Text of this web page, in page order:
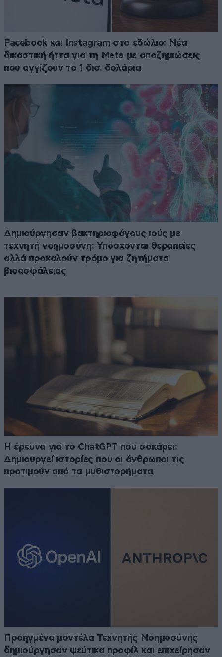
Facebook και Instagram στο εδώλιο: Νέα
δικαστική ήττα για τη Meta με αποζημιώσεις
που αγγίζουν το 1 δισ. δολάρια
Δημιούργησαν βακτηριοφάγους ιούς με
τεχνητή νοημοσύνη: Υπόσχονται θεραπείες
αλλά προκαλούν τρόμο για ζητήματα
βιοασφάλειας
H έρευνα για το ChatGPT που σοκάρει:
Δημιουργεί ιστορίες που οι άνθρωποι τις
προτιμούν από τα μυθιστορήματα
Προηγμένα μοντέλα Τεχνητής Νοημοσύνης
δημιούργησαν ψεύτικα προφίλ και επιχείρησαν